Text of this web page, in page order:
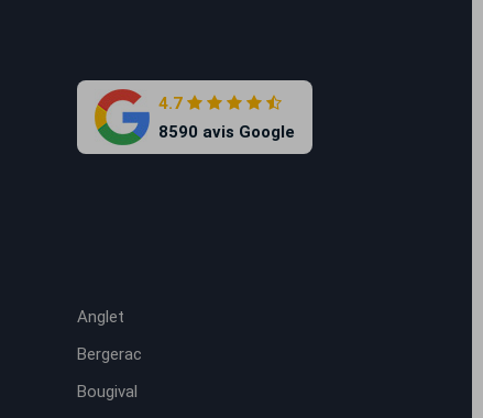
4.7
8590 avis Google
Anglet
Bergerac
Bougival